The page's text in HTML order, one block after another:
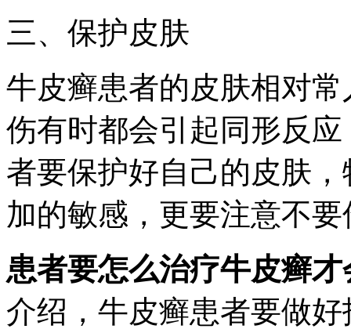
三、保护皮肤
牛皮癣患者的皮肤相对
伤有时都会引起同形反
者要保护好自己的皮肤
加的敏感，更要注意不
患者要怎么治疗牛皮癣
介绍，牛皮癣患者要做